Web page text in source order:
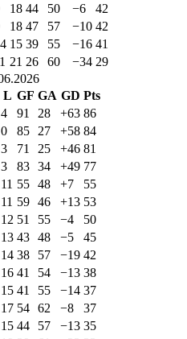
18 44 50 −6
42
18 47 57 −10 42
15 39 55 −16 41
21 26 60 −34 29
L GF GA GD Pts
4 91 28 +63 86
0 85 27 +58 84
3 71 25 +46 81
3 83 34 +49 77
11 55 48 +7
55
11 59 46 +13 53
12 51 55 −4
50
13 43 48 −5
45
14 38 57 −19 42
16 41 54 −13 38
15 41 55 −14 37
17 54 62 −8
37
15 44 57 −13 35